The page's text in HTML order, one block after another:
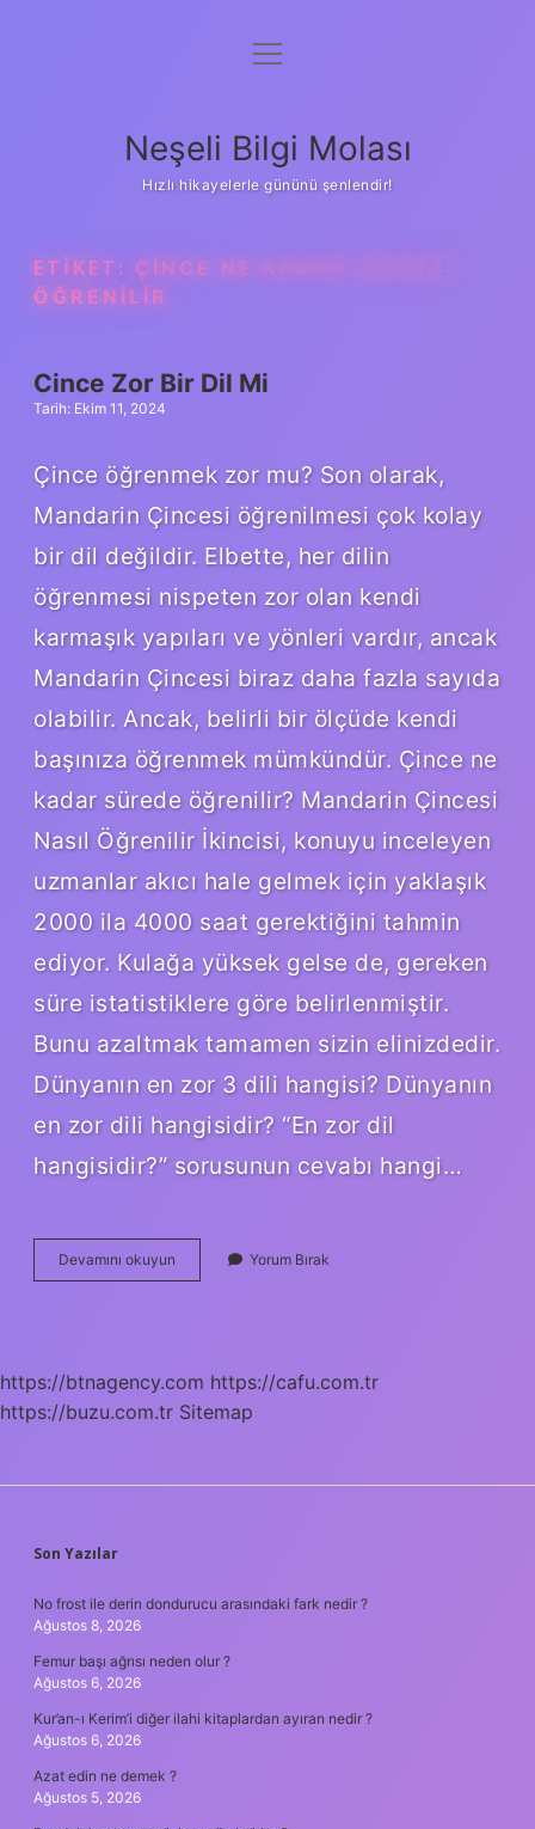
Anasayfa
Yasal Uyarı
menüyü
Neşeli Bilgi Molası
Hızlı hikayelerle gününü şenlendir!
ETIKET: ÇINCE NE KADAR SÜREDE
ÖĞRENILIR
Cince Zor Bir Dil Mi
Tarih: Ekim 11, 2024
Çince öğrenmek zor mu? Son olarak,
Mandarin Çincesi öğrenilmesi çok kolay
bir dil değildir. Elbette, her dilin
öğrenmesi nispeten zor olan kendi
karmaşık yapıları ve yönleri vardır, ancak
Mandarin Çincesi biraz daha fazla sayıda
olabilir. Ancak, belirli bir ölçüde kendi
başınıza öğrenmek mümkündür. Çince ne
kadar sürede öğrenilir? Mandarin Çincesi
Nasıl Öğrenilir İkincisi, konuyu inceleyen
uzmanlar akıcı hale gelmek için yaklaşık
2000 ila 4000 saat gerektiğini tahmin
ediyor. Kulağa yüksek gelse de, gereken
süre istatistiklere göre belirlenmiştir.
Bunu azaltmak tamamen sizin elinizdedir.
Dünyanın en zor 3 dili hangisi? Dünyanın
en zor dili hangisidir? “En zor dil
hangisidir?” sorusunun cevabı hangi…
Devamını okuyun
Zor
Yorum Bırak
https://btnagency.com https://cafu.com.tr
https://buzu.com.tr Sitemap
SIDEBAR
Son Yazılar
No frost ile derin dondurucu arasındaki fark nedir ?
Ağustos 8, 2026
Femur başı ağrısı neden olur ?
Ağustos 6, 2026
Kur’an-ı Kerim’i diğer ilahi kitaplardan ayıran nedir ?
Ağustos 6, 2026
Azat edin ne demek ?
Ağustos 5, 2026